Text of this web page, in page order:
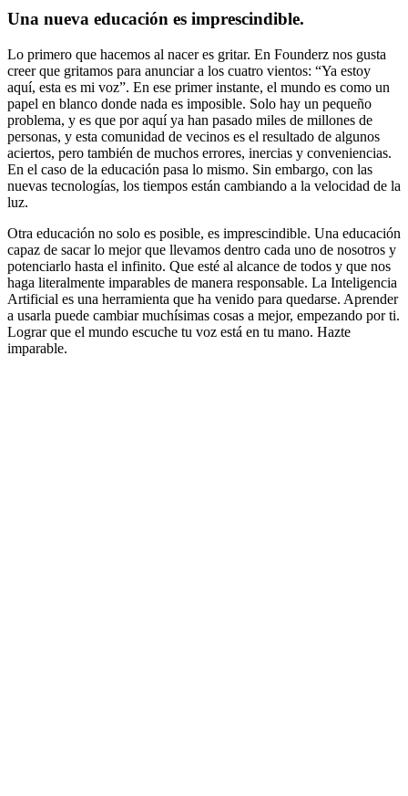
Una nueva educación es imprescindible.
Lo primero que hacemos al nacer es gritar. En Founderz nos gusta
creer que gritamos para anunciar a los cuatro vientos: “Ya estoy
aquí, esta es mi voz”. En ese primer instante, el mundo es como un
papel en blanco donde nada es imposible. Solo hay un pequeño
problema, y es que por aquí ya han pasado miles de millones de
personas, y esta comunidad de vecinos es el resultado de algunos
aciertos, pero también de muchos errores, inercias y conveniencias.
En el caso de la educación pasa lo mismo. Sin embargo, con las
nuevas tecnologías, los tiempos están cambiando a la velocidad de la
luz.
Otra educación no solo es posible, es imprescindible. Una educación
capaz de sacar lo mejor que llevamos dentro cada uno de nosotros y
potenciarlo hasta el infinito. Que esté al alcance de todos y que nos
haga literalmente imparables de manera responsable. La Inteligencia
Artificial es una herramienta que ha venido para quedarse. Aprender
a usarla puede cambiar muchísimas cosas a mejor, empezando por ti.
Lograr que el mundo escuche tu voz está en tu mano. Hazte
imparable.